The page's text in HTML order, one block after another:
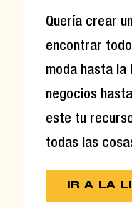
Quería crear
encontrar
moda hasta la
negocios
este tu
todas las
IR A LA